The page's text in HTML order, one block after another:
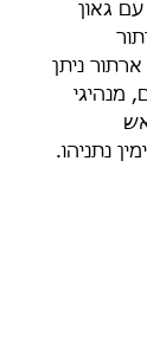
גאון
ניתן
מנהיגי
נתניהו.